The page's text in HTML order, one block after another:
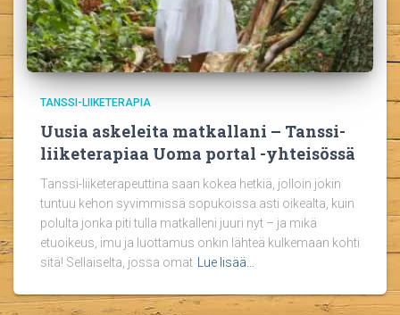
TANSSI-LIIKETERAPIA
Uusia askeleita matkallani – Tanssi-
liiketerapiaa Uoma portal -yhteisössä
Tanssi-liiketerapeuttina saan kokea hetkiä, jolloin jokin
tuntuu kehon syvimmissä sopukoissa asti oikealta, kuin
polulta jonka piti tulla matkalleni juuri nyt – ja mikä
etuoikeus, imu ja luottamus onkin lähteä kulkemaan kohti
sitä! Sellaiselta, jossa omat
Lue lisää…